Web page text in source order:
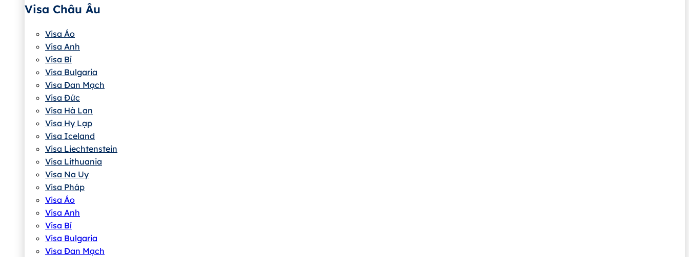
Visa Châu Âu
Visa Áo
Visa Anh
Visa Bỉ
Visa Bulgaria
Visa Đan Mạch
Visa Đức
Visa Hà Lan
Visa Hy Lạp
Visa Iceland
Visa Liechtenstein
Visa Lithuania
Visa Na Uy
Visa Pháp
Visa Áo
Visa Anh
Visa Bỉ
Visa Bulgaria
Visa Đan Mạch